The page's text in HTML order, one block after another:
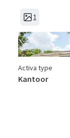
1
Activa type
Kantoor